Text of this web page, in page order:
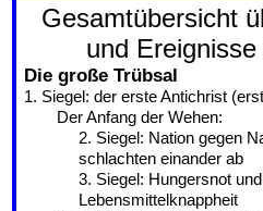
Gesamtübersicht
und
Die große Trübsal
1. Siegel: der erste Antichrist
Der Anfang der Wehen:
2. Siegel: Nation gegen
schlachten einander ab
3. Siegel: Hungersnot
Lebensmittelknappheit